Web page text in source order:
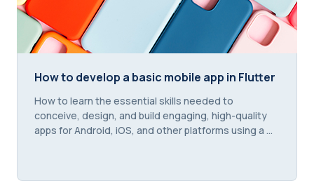
How to develop a basic mobile app in Flutter
How to develop a basic mobile app in Flutter
Course summary text:
How to learn the essential skills needed to
conceive, design, and build engaging, high-quality
apps for Android, iOS, and other platforms using a ...